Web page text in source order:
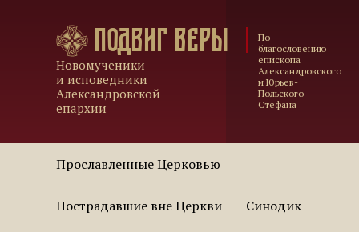
Подвиг веры
Новомученики
и исповедники
Александровской
епархии
По
благословению
епископа
Александровского
и Юрьев-
Польского
Стефана
Прославленные Церковью
Пострадавшие вне Церкви Синодик